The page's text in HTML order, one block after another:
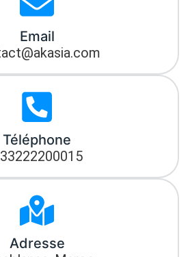
Email
Téléphone
Adresse